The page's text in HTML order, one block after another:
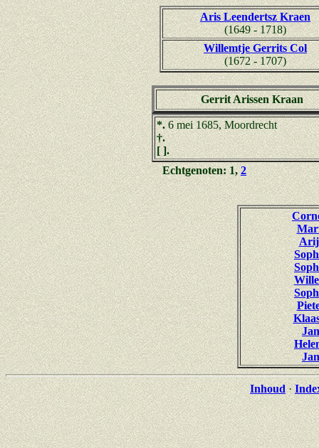
Aris Leendertsz Kraen
(1649 - 1718)
Willemtje Gerrits Col
(1672 - 1707)
Gerrit Arissen Kraan
*.6 mei 1685, Moordrecht
†.
[ ].
Echtgenoten: 1,2
Inhoud·